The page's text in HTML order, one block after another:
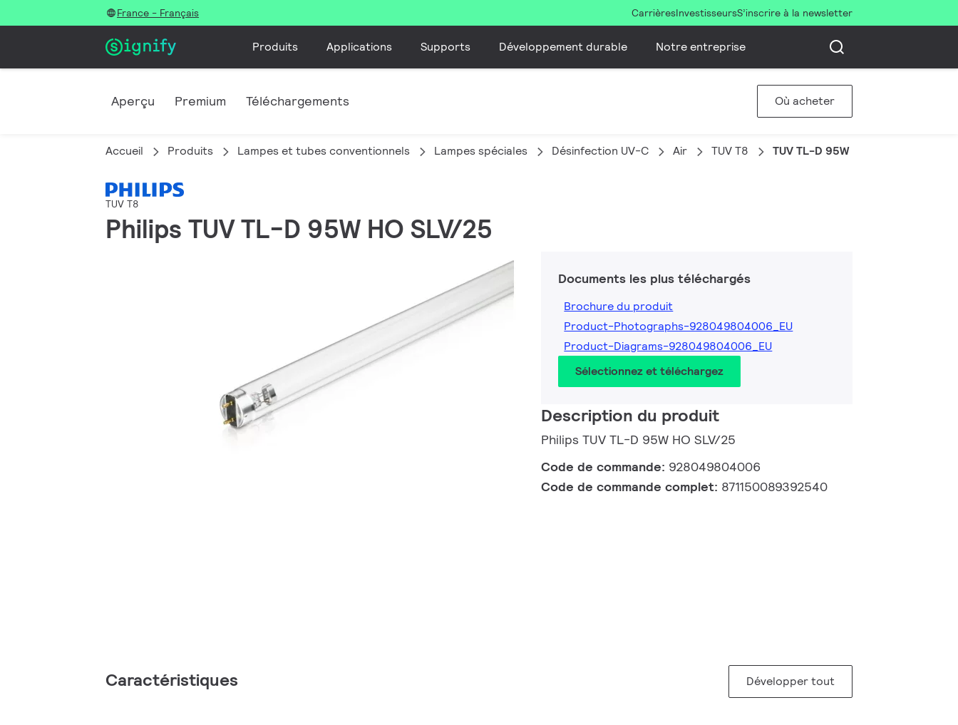
France - Français CarrièresInvestisseursS’inscrire à la newsletter
Produits Applications Supports Développement durable Notre entreprise
Aperçu Premium Téléchargements Où acheter
Accueil Produits Lampes et tubes conventionnels Lampes spéciales Désinfection UV-C Air TUV T8 TUV TL-D 95W HO SLV/25
TUV T8
Philips TUV TL-D 95W HO SLV/25
Documents les plus téléchargés
Brochure du produit
Product-Photographs-928049804006_EU
Product-Diagrams-928049804006_EU
Sélectionnez et téléchargez
Description du produit
Philips TUV TL-D 95W HO SLV/25
Code de commande: 928049804006
Code de commande complet: 871150089392540
Caractéristiques Développer tout